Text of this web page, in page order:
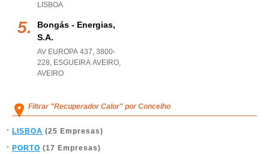
LISBOA
Bongás - Energias,
S.a.
AV EUROPA 437, 3800-
228, ESGUEIRA AVEIRO,
AVEIRO
Filtrar "Recuperador Calor" por Concelho
LISBOA (25 Empresas)
PORTO (17 Empresas)